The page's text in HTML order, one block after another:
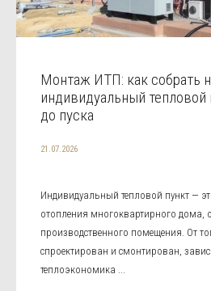
Монтаж ИТП: как собрать
индивидуальный тепловой
до пуска
21.07.2026
Индивидуальный тепловой пункт —
отопления многоквартирного дома,
производственного помещения. От
спроектирован и смонтирован,
теплоэкономика ...